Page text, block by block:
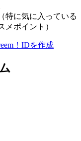
特に気に入っている
メポイント）
！IDを作成